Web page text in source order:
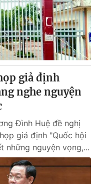
giả định
nghe nguyện
Đình Huệ đề nghị
giả định "Quốc hội
những nguyện vọng,...